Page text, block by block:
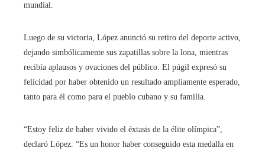
mundial.
Luego de su victoria, López anunció su retiro del deporte activo,
dejando simbólicamente sus zapatillas sobre la lona, ​​mientras
recibía aplausos y ovaciones del público. El púgil expresó su
felicidad por haber obtenido un resultado ampliamente esperado,
tanto para él como para el pueblo cubano y su familia.
“Estoy feliz de haber vivido el éxtasis de la élite olímpica”,
declaró López. “Es un honor haber conseguido esta medalla en